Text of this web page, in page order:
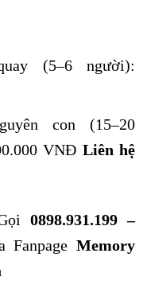
(5–6 người):
con (15–20
VNĐ Liên hệ
0898.931.199 –
Memory